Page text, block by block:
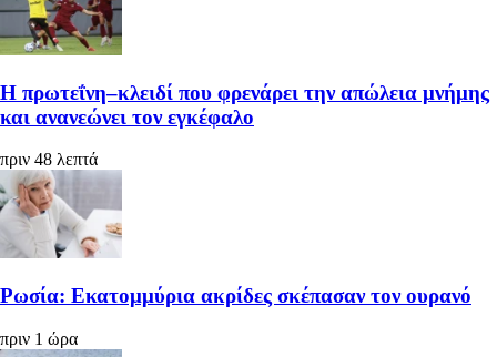
Η πρωτεΐνη–κλειδί που φρενάρει την απώλεια μνήμης
και ανανεώνει τον εγκέφαλο
πριν 48 λεπτά
Ρωσία: Εκατομμύρια ακρίδες σκέπασαν τον ουρανό
πριν 1 ώρα